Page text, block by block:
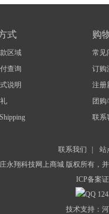
式
区域
查询
说明
购
常见
订购
注册
团购
联系
联系我们
站
永翔科技网上商城 版权所有，
ICP备案
技术支持：